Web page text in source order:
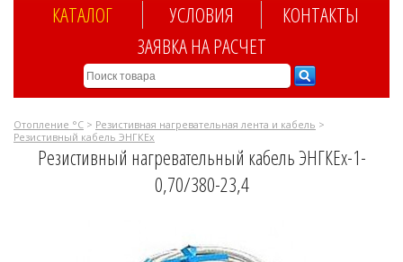
КАТАЛОГ УСЛОВИЯ
КОНТАКТЫ
ЗАЯВКА НА РАСЧЕТ
Отопление °C > Резистивная нагревательная лента и кабель >
Резистивный кабель ЭНГКЕх
Резистивный нагревательный кабель ЭНГКЕх-1-
0,70/380-23,4